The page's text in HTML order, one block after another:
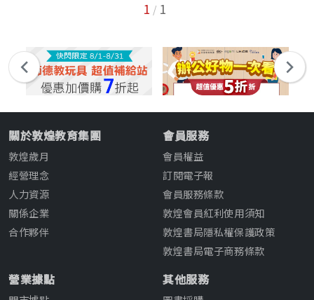
1 / 1
關於敦煌教育集團
敦煌歲月
經營理念
人力資源
關係企業
合作夥伴
會員服務
會員權益
訂閱電子報
會員服務條款
敦煌會員紅利使用須知
敦煌書局隱私權保護政策
敦煌書局電子商務條款
營業據點 其他服務